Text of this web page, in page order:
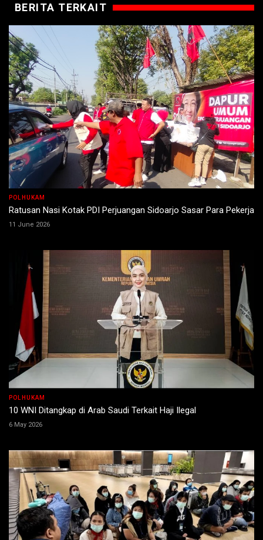
BERITA TERKAIT
POLHUKAM
Ratusan Nasi Kotak PDI Perjuangan Sidoarjo Sasar Para Pekerja
11 June 2026
POLHUKAM
10 WNI Ditangkap di Arab Saudi Terkait Haji Ilegal
6 May 2026